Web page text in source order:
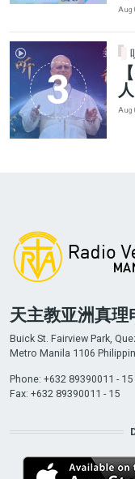
Aug
Aug
天主教亚洲真理
Buick St. Fairview Park,
Metro Manila 1106
Phone: +632 89390011 - 15
Fax: +632 89390011 - 15